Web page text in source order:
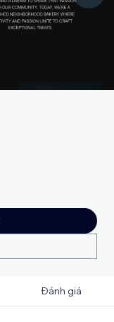
Đánh giá